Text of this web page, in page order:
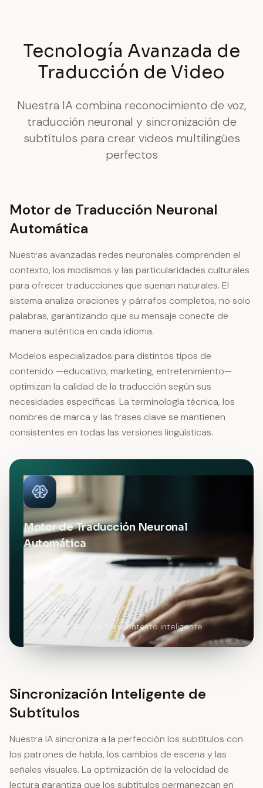
Tecnología Avanzada de
Traducción de Video
Nuestra IA combina reconocimiento de voz,
traducción neuronal y sincronización de
subtítulos para crear videos multilingües
perfectos
Motor de Traducción Neuronal
Automática
Nuestras avanzadas redes neuronales comprenden el
contexto, los modismos y las particularidades culturales
para ofrecer traducciones que suenan naturales. El
sistema analiza oraciones y párrafos completos, no solo
palabras, garantizando que su mensaje conecte de
manera auténtica en cada idioma.
Modelos especializados para distintos tipos de
contenido —educativo, marketing, entretenimiento—
optimizan la calidad de la traducción según sus
necesidades específicas. La terminología técnica, los
nombres de marca y las frases clave se mantienen
consistentes en todas las versiones lingüísticas.
Motor de Traducción Neuronal
Automática
Traducción neuronal con contexto inteligente
Sincronización Inteligente de
Subtítulos
Nuestra IA sincroniza a la perfección los subtítulos con
los patrones de habla, los cambios de escena y las
señales visuales. La optimización de la velocidad de
lectura garantiza que los subtítulos permanezcan en